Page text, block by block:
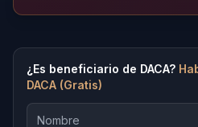
¿Es beneficiario de DACA?
DACA (Gratis)